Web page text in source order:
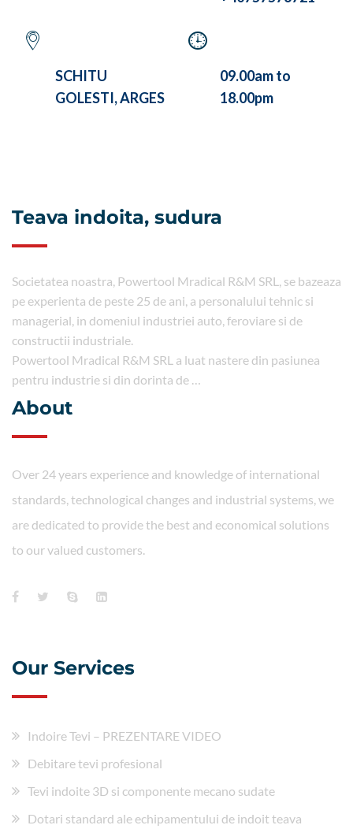
SCHITU
GOLESTI, ARGES
09.00am to
18.00pm
Teava indoita, sudura
Societatea noastra, Powertool Mradical R&M SRL, se bazeaza
pe experienta de peste 25 de ani, a personalului tehnic si
managerial, in domeniul industriei auto, feroviare si de
constructii industriale.
Powertool Mradical R&M SRL a luat nastere din pasiunea
pentru industrie si din dorinta de …
About
Over 24 years experience and knowledge of international
standards, technological changes and industrial systems, we
are dedicated to provide the best and economical solutions
to our valued customers.
Our Services
Indoire Tevi – PREZENTARE VIDEO
Debitare tevi profesional
Tevi indoite 3D si componente mecano sudate
Dotari standard ale echipamentului de indoit teava